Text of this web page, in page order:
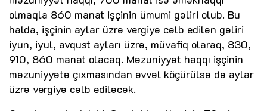
olmaqla 860 manat işçinin ümumi gəliri olub. Bu
halda, işçinin aylar üzrə vergiyə cəlb edilən gəliri
iyun, iyul, avqust ayları üzrə, müvafiq olaraq, 830,
910, 860 manat olacaq. Məzuniyyət haqqı işçinin
məzuniyyətə çıxmasından əvvəl köçürülsə də aylar
üzrə vergiyə cəlb ediləcək.